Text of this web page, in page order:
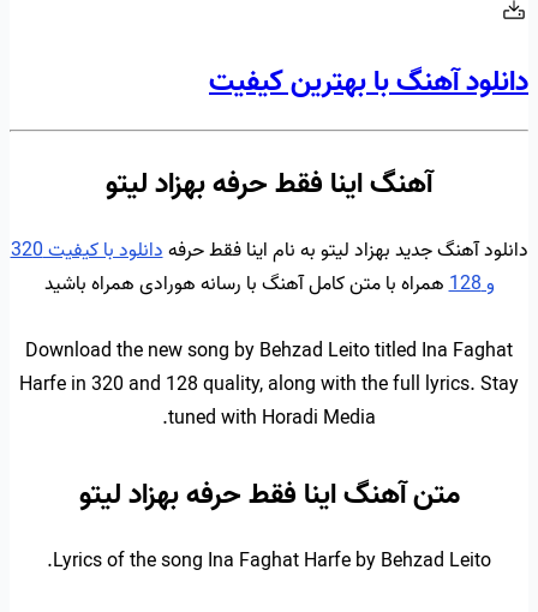
دانلود آهنگ با بهترین کیفیت
آهنگ اینا فقط حرفه بهزاد لیتو
دانلود آهنگ جدید بهزاد لیتو به نام اینا فقط حرفه
دانلود با کیفیت 320
و 128
همراه با متن کامل آهنگ با رسانه هورادی همراه باشید
Download the new song by Behzad Leito titled Ina Faghat
Harfe in 320 and 128 quality, along with the full lyrics. Stay
tuned with Horadi Media.
متن آهنگ اینا فقط حرفه بهزاد لیتو
Lyrics of the song Ina Faghat Harfe by Behzad Leito.